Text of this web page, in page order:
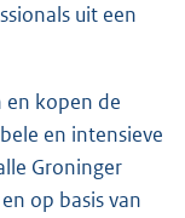
uit een
en kopen de
en intensieve
Groninger
op basis van